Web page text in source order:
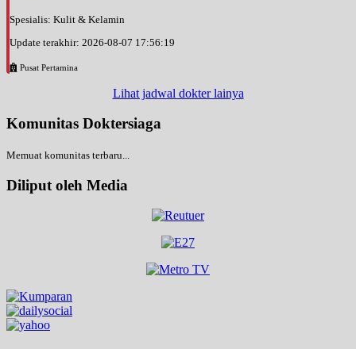
Spesialis: Kulit & Kelamin
Update terakhir: 2026-08-07 17:56:19
Pusat Pertamina
Lihat jadwal dokter lainya
Komunitas Doktersiaga
Memuat komunitas terbaru...
Diliput oleh Media